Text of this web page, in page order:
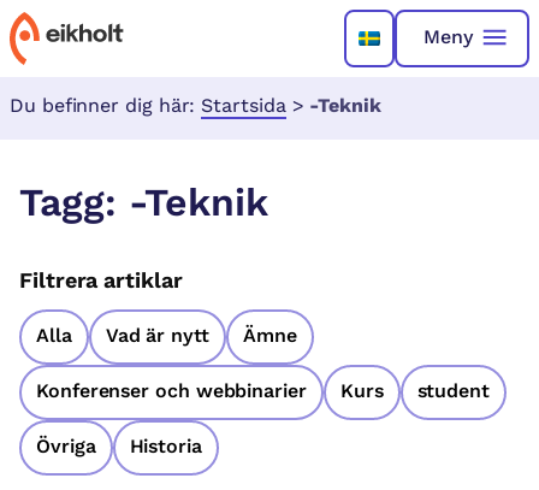
Meny
Du befinner dig här: Startsida > -Teknik
Tagg: -Teknik
Filtrera artiklar
Alla Vad är nytt Ämne
Konferenser och webbinarier Kurs student
Övriga Historia